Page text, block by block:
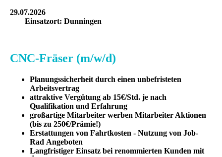
29.07.2026
Einsatzort: Dunningen
CNC-Fräser (m/w/d)
Planungssicherheit durch einen unbefristeten
Arbeitsvertrag
attraktive Vergütung ab 15€/Std. je nach
Qualifikation und Erfahrung
großartige Mitarbeiter werben Mitarbeiter Aktionen
(bis zu 250€/Prämie!)
Erstattungen von Fahrtkosten - Nutzung von Job-
Rad Angeboten
Langfristiger Einsatz bei renommierten Kunden mit